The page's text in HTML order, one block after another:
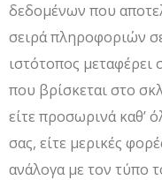
δεδομένων που
σειρά πληροφοριών
ιστότοπος
που βρίσκεται στο
είτε προσωρινά καθ’
σας, είτε μερικές
ανάλογα με τον τύπο